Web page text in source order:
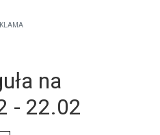
na
- 22.02